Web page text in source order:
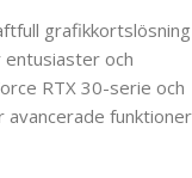
grafikkortslösning
och
RTX 30-serie och
funktioner